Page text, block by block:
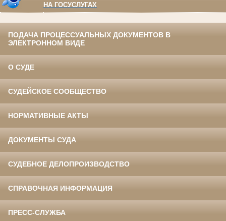
НА ГОСУСЛУГАХ
ПОДАЧА ПРОЦЕССУАЛЬНЫХ ДОКУМЕНТОВ В
ЭЛЕКТРОННОМ ВИДЕ
О СУДЕ
СУДЕЙСКОЕ СООБЩЕСТВО
НОРМАТИВНЫЕ АКТЫ
ДОКУМЕНТЫ СУДА
СУДЕБНОЕ ДЕЛОПРОИЗВОДСТВО
СПРАВОЧНАЯ ИНФОРМАЦИЯ
ПРЕСС-СЛУЖБА